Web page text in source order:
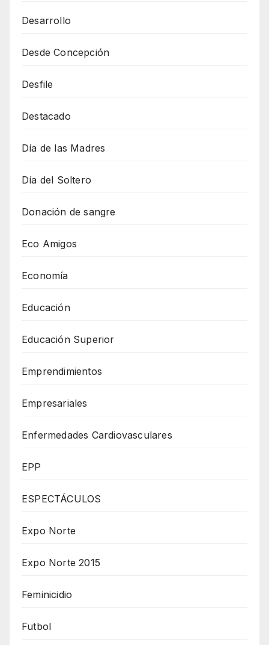
Desarrollo
Desde Concepción
Desfile
Destacado
Día de las Madres
Día del Soltero
Donación de sangre
Eco Amigos
Economía
Educación
Educación Superior
Emprendimientos
Empresariales
Enfermedades Cardiovasculares
EPP
ESPECTÁCULOS
Expo Norte
Expo Norte 2015
Feminicidio
Futbol